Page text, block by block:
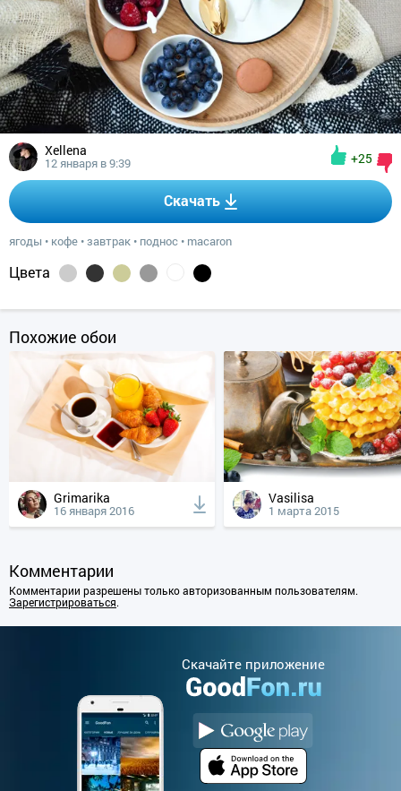
Xellena
12 января в 9:39 +25
Скачать
ягоды • кофе •завтрак • поднос • macaron
Цвета
Похожие обои
Grimarika
16 января 2016
Vasilisa
1 марта 2015
Комментарии
Комментарии разрешены только авторизованным пользователям.
Зарегистрироваться.
Cкачайте приложение